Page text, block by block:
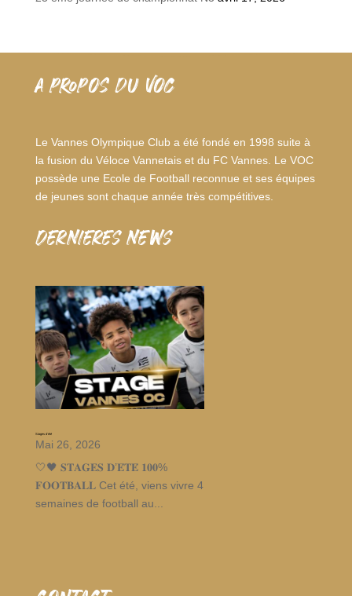
A PROPOS DU VOC
Le Vannes Olympique Club a été fondé en 1998 suite à
la fusion du Véloce Vannetais et du FC Vannes. Le VOC
possède une Ecole de Football reconnue et ses équipes
de jeunes sont chaque année très compétitives.
dernieres news
Stages d’été
Mai 26, 2026
🤍🖤 𝐒𝐓𝐀𝐆𝐄𝐒 𝐃’𝐄́𝐓𝐄́ 𝟏𝟎𝟎%
𝐅𝐎𝐎𝐓𝐁𝐀𝐋𝐋 Cet été, viens vivre 4
semaines de football au...